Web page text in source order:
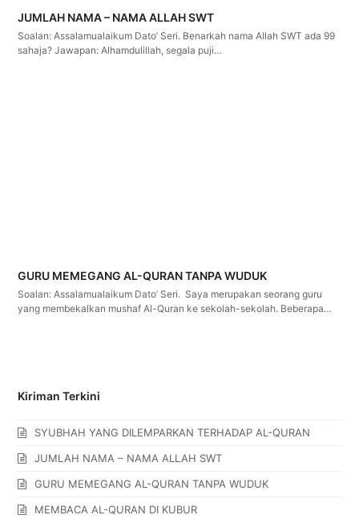
JUMLAH NAMA – NAMA ALLAH SWT
Soalan: Assalamualaikum Dato’ Seri. Benarkah nama Allah SWT ada 99
sahaja? Jawapan: Alhamdulillah, segala puji…
GURU MEMEGANG AL-QURAN TANPA WUDUK
Soalan: Assalamualaikum Dato’ Seri. Saya merupakan seorang guru
yang membekalkan mushaf Al-Quran ke sekolah-sekolah. Beberapa…
Kiriman Terkini
SYUBHAH YANG DILEMPARKAN TERHADAP AL-QURAN
JUMLAH NAMA – NAMA ALLAH SWT
GURU MEMEGANG AL-QURAN TANPA WUDUK
MEMBACA AL-QURAN DI KUBUR